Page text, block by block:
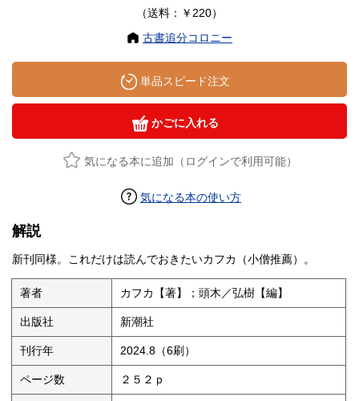
（送料：￥220）
古書追分コロニー
単品スピード注文
かごに入れる
気になる本に追加（ログインで利用可能）
気になる本の使い方
解説
新刊同様。これだけは読んでおきたいカフカ（小僧推薦）。
著者 カフカ【著】；頭木／弘樹【編】
出版社 新潮社
刊行年 2024.8（6刷）
ページ数 ２５２ｐ